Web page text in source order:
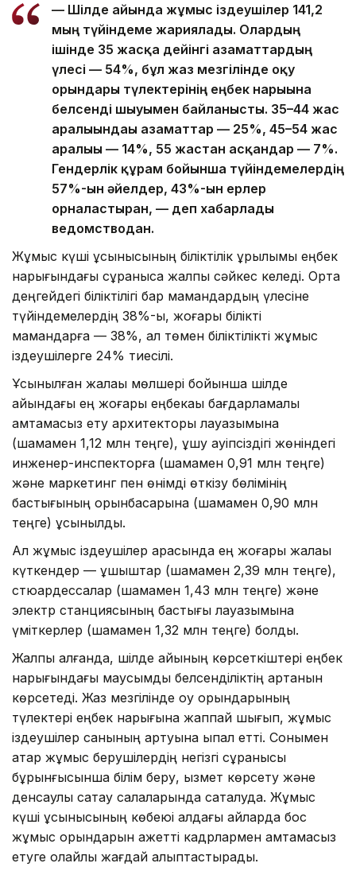
— Шілде айында жұмыс іздеушілер 141,2
мың түйіндеме жариялады. Олардың
ішінде 35 жасқа дейінгі азаматтардың
үлесі — 54%, бұл жаз мезгілінде оқу
орындары түлектерінің еңбек нарығына
белсенді шығуымен байланысты. 35–44 жас
аралығындағы азаматтар — 25%, 45–54 жас
аралығы — 14%, 55 жастан асқандар — 7%.
Гендерлік құрам бойынша түйіндемелердің
57%-ын әйелдер, 43%-ын ерлер
орналастырған, — деп хабарлады
ведомстводан.
Жұмыс күші ұсынысының біліктілік құрылымы еңбек
нарығындағы сұранысқа жалпы сәйкес келеді. Орта
деңгейдегі біліктілігі бар мамандардың үлесіне
түйіндемелердің 38%-ы, жоғары білікті
мамандарға — 38%, ал төмен біліктілікті жұмыс
іздеушілерге 24% тиесілі.
Ұсынылған жалақы мөлшері бойынша шілде
айындағы ең жоғары еңбекақы бағдарламалық
қамтамасыз ету архитекторы лауазымына
(шамамен 1,12 млн теңге), ұшу қауіпсіздігі жөніндегі
инженер-инспекторға (шамамен 0,91 млн теңге)
және маркетинг пен өнімді өткізу бөлімінің
бастығының орынбасарына (шамамен 0,90 млн
теңге) ұсынылды.
Ал жұмыс іздеушілер арасында ең жоғары жалақы
күткендер — ұшқыштар (шамамен 2,39 млн теңге),
стюардессалар (шамамен 1,43 млн теңге) және
электр станциясының бастығы лауазымына
үміткерлер (шамамен 1,32 млн теңге) болды.
Жалпы алғанда, шілде айының көрсеткіштері еңбек
нарығындағы маусымдық белсенділіктің артқанын
көрсетеді. Жаз мезгілінде оқу орындарының
түлектері еңбек нарығына жаппай шығып, жұмыс
іздеушілер санының артуына ықпал етті. Сонымен
қатар жұмыс берушілердің негізгі сұранысы
бұрынғысынша білім беру, қызмет көрсету және
денсаулық сақтау салаларында сақталуда. Жұмыс
күші ұсынысының көбеюі алдағы айларда бос
жұмыс орындарын қажетті кадрлармен қамтамасыз
етуге қолайлы жағдай қалыптастырады.